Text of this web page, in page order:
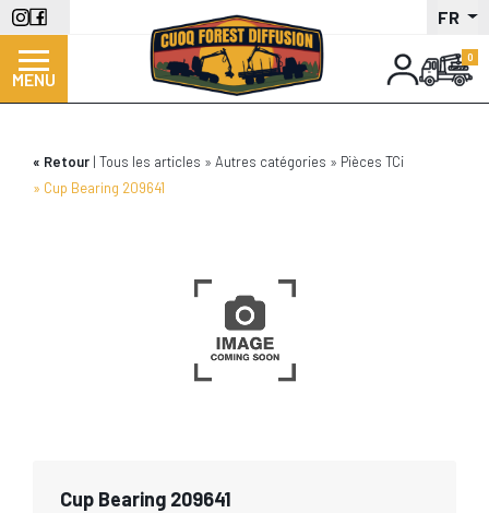
Aller
au
contenu
principal
FR
MENU
Retour Tous les articles Autres catégories
Pièces TCi
Cup Bearing 209641
Cup Bearing 209641